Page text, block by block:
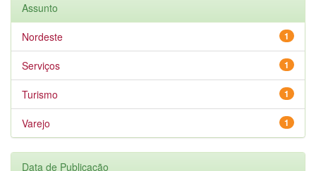
Assunto
1
Nordeste
1
Serviços
1
Turismo
1
Varejo
Data de Publicação